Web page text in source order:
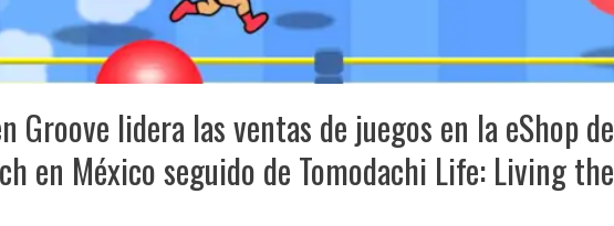
Groove lidera las ventas de juegos en la eShop de
en México seguido de Tomodachi Life: Living the